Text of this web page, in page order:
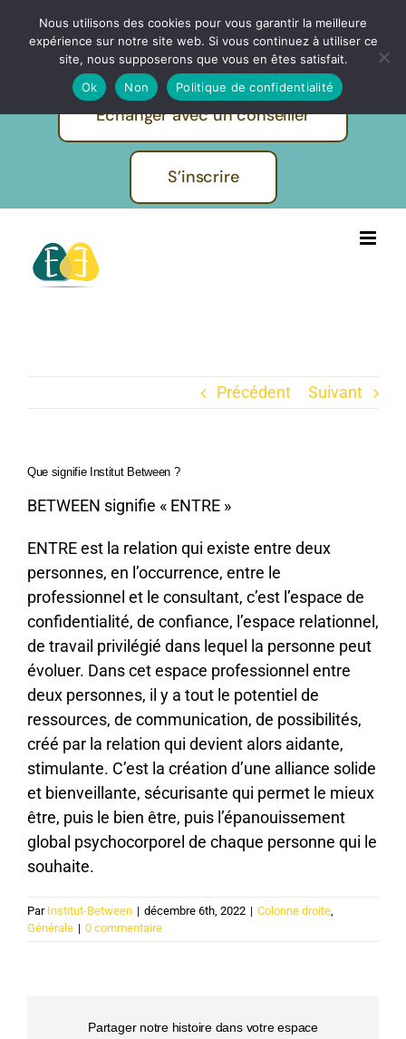
IBF | EVOLUTION FORMATIONS -
Pratiques et métiers de l'humain
Echanger avec un conseiller
S’inscrire
Précédent Suivant
Que signifie Institut Between ?
BETWEEN signifie « ENTRE »
ENTRE est la relation qui existe entre deux
personnes, en l’occurrence, entre le
professionnel et le consultant, c’est l’espace de
confidentialité, de confiance, l’espace relationnel,
de travail privilégié dans lequel la personne peut
évoluer. Dans cet espace professionnel entre
deux personnes, il y a tout le potentiel de
ressources, de communication, de possibilités,
créé par la relation qui devient alors aidante,
stimulante. C’est la création d’une alliance solide
et bienveillante, sécurisante qui permet le mieux
être, puis le bien être, puis l’épanouissement
global psychocorporel de chaque personne qui le
souhaite.
Par Institut-Between | décembre 6th, 2022 | Colonne droite,
Générale | 0 commentaire
Partager notre histoire dans votre espace
Nous utilisons des cookies pour vous garantir la meilleure
expérience sur notre site web. Si vous continuez à utiliser ce
site, nous supposerons que vous en êtes satisfait.
Ok
Non Politique de confidentialité